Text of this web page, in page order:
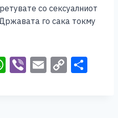
со сексуалниот
го сака токму
W Vi E C